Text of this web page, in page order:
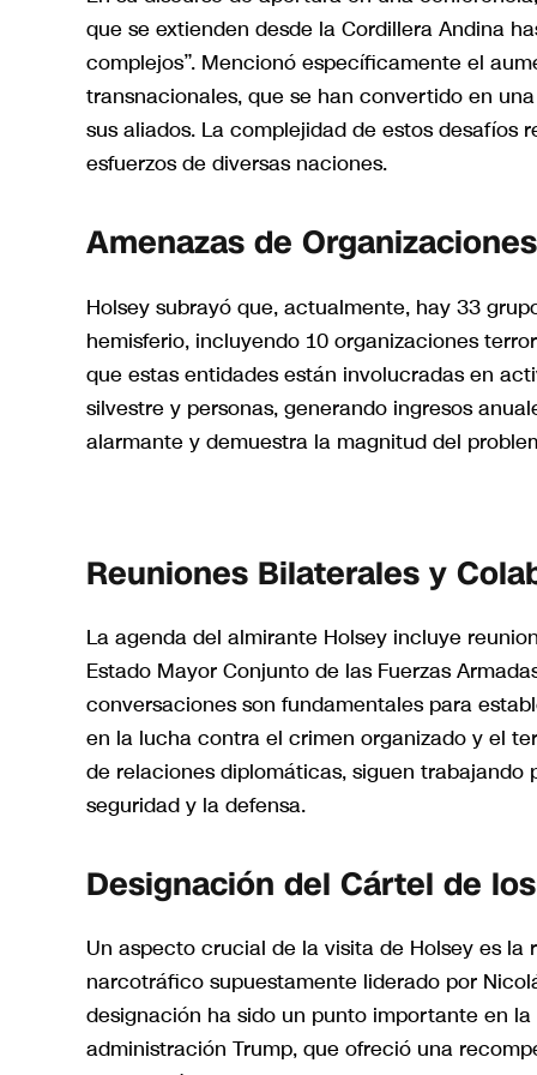
que se extienden desde la Cordillera Andina
complejos”. Mencionó específicamente el
transnacionales, que se han convertido en
sus aliados. La complejidad de estos
esfuerzos de diversas naciones.
Amenazas de
Holsey subrayó que, actualmente, hay 33
hemisferio, incluyendo 10 organizaciones
que estas entidades están involucradas en
silvestre y personas, generando ingresos
alarmante y demuestra la magnitud del
Reuniones Bilaterales y
La agenda del almirante Holsey incluye
Estado Mayor Conjunto de las Fuerzas
conversaciones son fundamentales para
en la lucha contra el crimen organizado y el
de relaciones diplomáticas, siguen
seguridad y la defensa.
Designación del Cártel de
Un aspecto crucial de la visita de Holsey es
narcotráfico supuestamente liderado por
designación ha sido un punto importante en
administración Trump, que ofreció una